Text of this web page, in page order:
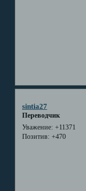
sintia27
Переводчик
Уважение: +11371
Позитив: +470